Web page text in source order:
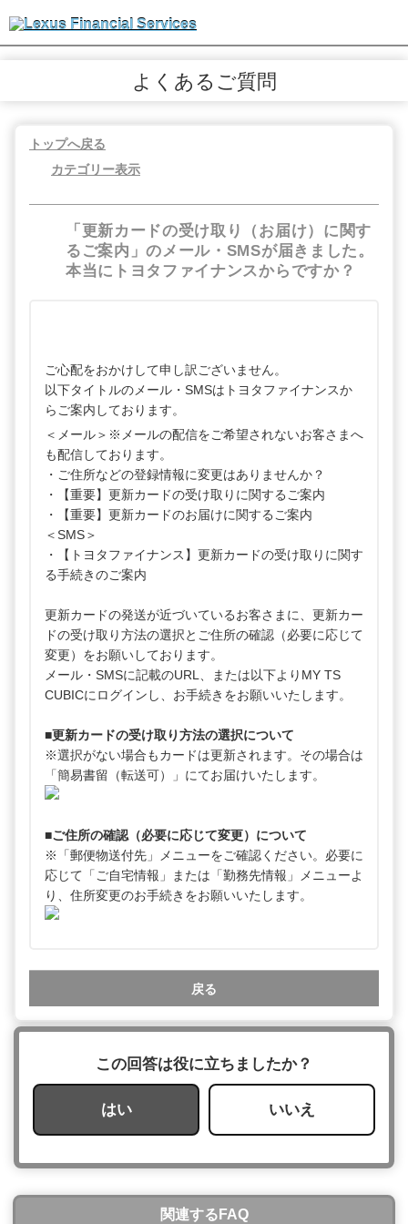
よくあるご質問
トップへ戻る
カテゴリー表示
「更新カードの受け取り（お届け）に関す
るご案内」のメール・SMSが届きました。
本当にトヨタファイナンスからですか？
ご心配をおかけして申し訳ございません。
以下タイトルのメール・SMSはトヨタファイナンスか
らご案内しております。
＜メール＞※メールの配信をご希望されないお客さまへ
も配信しております。
・ご住所などの登録情報に変更はありませんか？
・【重要】更新カードの受け取りに関するご案内
・【重要】更新カードのお届けに関するご案内
＜SMS＞
・【トヨタファイナンス】更新カードの受け取りに関す
る手続きのご案内
更新カードの発送が近づいているお客さまに、更新カー
ドの受け取り方法の選択とご住所の確認（必要に応じて
変更）をお願いしております。
メール・SMSに記載のURL、または以下よりMY TS
CUBICにログインし、お手続きをお願いいたします。
■更新カードの受け取り方法の選択について
※選択がない場合もカードは更新されます。その場合は
「簡易書留（転送可）」にてお届けいたします。
■ご住所の確認（必要に応じて変更）について
※「郵便物送付先」メニューをご確認ください。必要に
応じて「ご自宅情報」または「勤務先情報」メニューよ
り、住所変更のお手続きをお願いいたします。
戻る
この回答は役に立ちましたか？
はい いいえ
関連するFAQ